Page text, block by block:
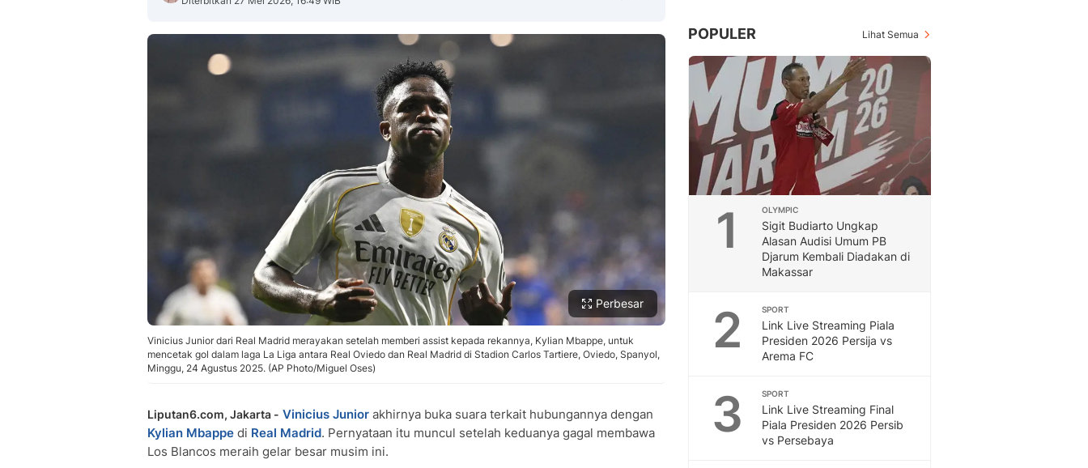
Perbesar
Vinicius Junior dari Real Madrid merayakan setelah memberi assist kepada rekannya, Kylian Mbappe, untuk
mencetak gol dalam laga La Liga antara Real Oviedo dan Real Madrid di Stadion Carlos Tartiere, Oviedo, Spanyol,
Minggu, 24 Agustus 2025. (AP Photo/Miguel Oses)
Liputan6.com, Jakarta - Vinicius Junior akhirnya buka suara terkait hubungannya dengan
Kylian Mbappe di Real Madrid. Pernyataan itu muncul setelah keduanya gagal membawa
Los Blancos meraih gelar besar musim ini.
POPULER Lihat Semua
1 OLYMPIC
Sigit Budiarto Ungkap
Alasan Audisi Umum PB
Djarum Kembali Diadakan di
Makassar
2 SPORT
Link Live Streaming Piala
Presiden 2026 Persija vs
Arema FC
3 SPORT
Link Live Streaming Final
Piala Presiden 2026 Persib
vs Persebaya